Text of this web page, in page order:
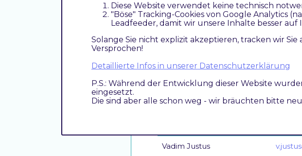
href-lang
Meta Robots Tag
Vadim Justus
Diese Website verwendet keine technisch
"Böse" Tracking-Cookies von Google Analytics
Leadfeeder, damit wir unsere Inhalte besser auf
Solange Sie nicht explizit akzeptieren, tracken wir Sie
Versprochen!
Detaillierte Infos in unserer Datenschutzerklärung
P.S.: Während der Entwicklung dieser Website
eingesetzt.
Die sind aber alle schon weg - wir bräuchten bitte